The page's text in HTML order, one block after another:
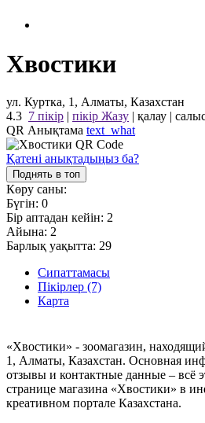
Хвостики
ул. Куртка, 1, Алматы, Казахстан
4.3 7 пікір | пікір Жазу | қалау |
QR Анықтама text_what
Қатені анықтадыңыз ба?
Поднять в топ
Көру саны:
Бүгін: 0
Бір аптадан кейін: 2
Айына: 2
Барлық уақытта: 29
Сипаттамасы
Пікірлер (7)
Карта
«Хвостики» - зоомагазин,
1, Алматы, Казахстан. Основная
отзывы и контактные данные – всё
странице магазина «Хвостики» в
креативном портале Казахстана.